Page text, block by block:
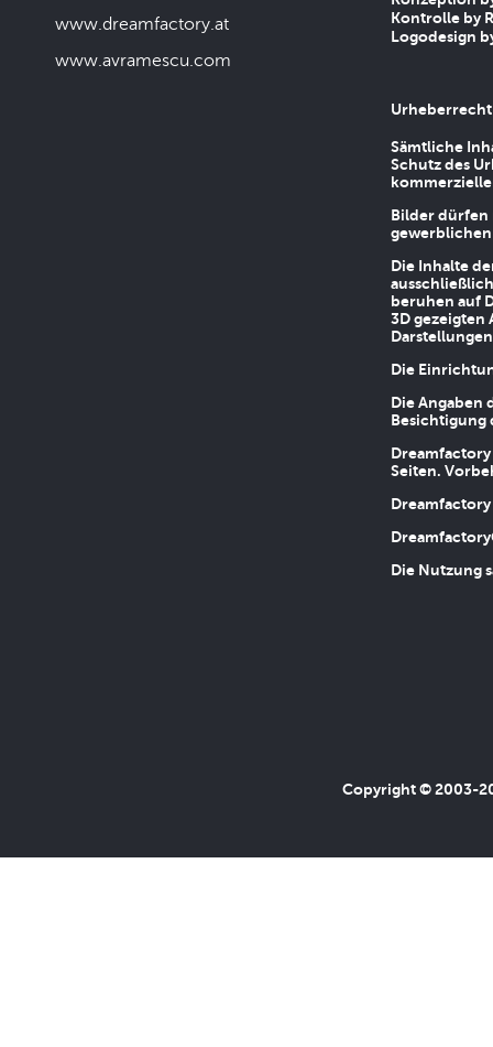
www.dreamfactory.at
www.avramescu.com
Kontrolle by
Logodesign
Urheberrecht
Sämtliche
Schutz des
Bilder dürfen
Die Inhalte
beruhen auf
3D gezeigten
Die
Die
Besichtigung
Seiten.
Die Nutzung
Copyright © 2003-